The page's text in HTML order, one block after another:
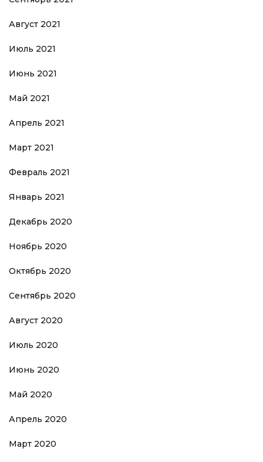
Август 2021
Июль 2021
Июнь 2021
Май 2021
Апрель 2021
Март 2021
Февраль 2021
Январь 2021
Декабрь 2020
Ноябрь 2020
Октябрь 2020
Сентябрь 2020
Август 2020
Июль 2020
Июнь 2020
Май 2020
Апрель 2020
Март 2020